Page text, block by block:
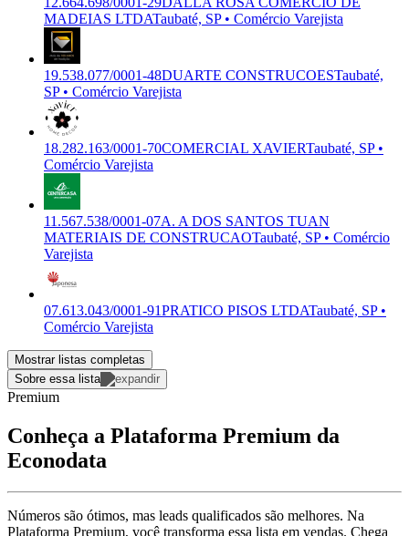
MADEIAS LTDATaubaté, SP • Comércio Varejista
19.538.077/0001-48DUARTE CONSTRUCOESTaubaté,
SP • Comércio Varejista
18.282.163/0001-70COMERCIAL XAVIERTaubaté, SP •
Comércio Varejista
11.567.538/0001-07A. A DOS SANTOS TUAN
MATERIAIS DE CONSTRUCAOTaubaté, SP • Comércio
Varejista
07.613.043/0001-91PRATICO PISOS LTDATaubaté, SP •
Comércio Varejista
Mostrar listas completas
Sobre essa lista
Premium
Conheça a Plataforma Premium da
Econodata
Números são ótimos, mas leads qualificados são melhores. Na
Plataforma Premium, você transforma essa lista em vendas. Chega